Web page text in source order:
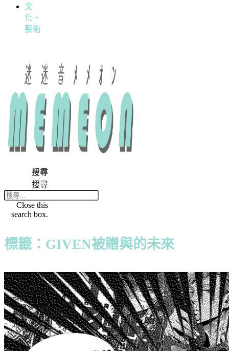
文
化・
藝術
搜尋
搜尋
Close this
search box.
標籤：GIVEN被贈與的未來